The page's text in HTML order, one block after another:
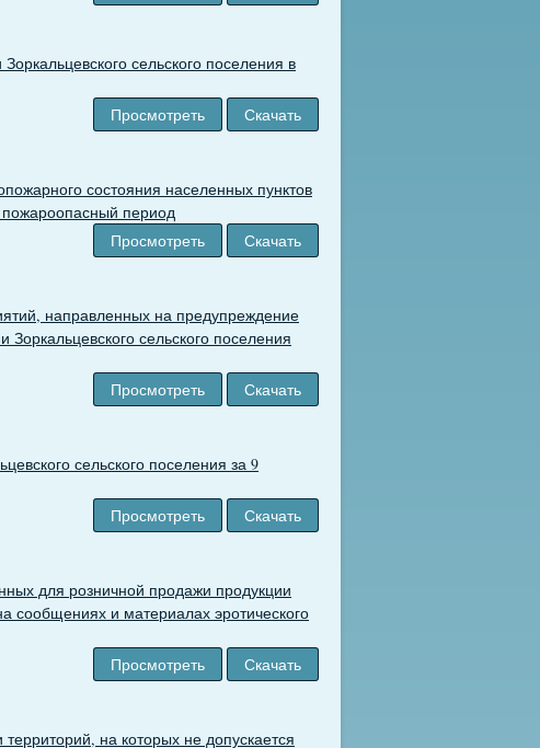
сельского поселения в
Просмотреть
Скачать
состояния населенных пунктов
пожароопасный период
Просмотреть
Скачать
направленных на предупреждение
сельского поселения
Просмотреть
Скачать
сельского поселения за 9
Просмотреть
Скачать
для розничной продажи продукции
и материалах эротического
Просмотреть
Скачать
на которых не допускается